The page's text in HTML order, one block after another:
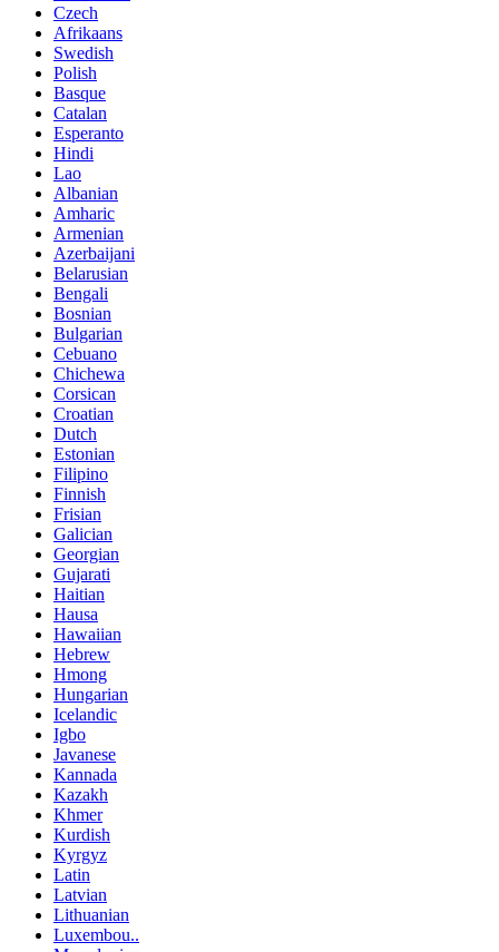
Czech
Afrikaans
Swedish
Polish
Basque
Catalan
Esperanto
Hindi
Lao
Albanian
Amharic
Armenian
Azerbaijani
Belarusian
Bengali
Bosnian
Bulgarian
Cebuano
Chichewa
Corsican
Croatian
Dutch
Estonian
Filipino
Finnish
Frisian
Galician
Georgian
Gujarati
Haitian
Hausa
Hawaiian
Hebrew
Hmong
Hungarian
Icelandic
Igbo
Javanese
Kannada
Kazakh
Khmer
Kurdish
Kyrgyz
Latin
Latvian
Lithuanian
Luxembou..